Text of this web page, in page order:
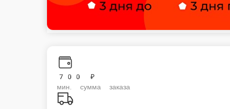
700 ₽
мин. сумма заказа